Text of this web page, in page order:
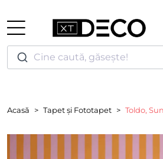
Cine caută, găsește!
Acasă Tapet și Fototapet Toldo,